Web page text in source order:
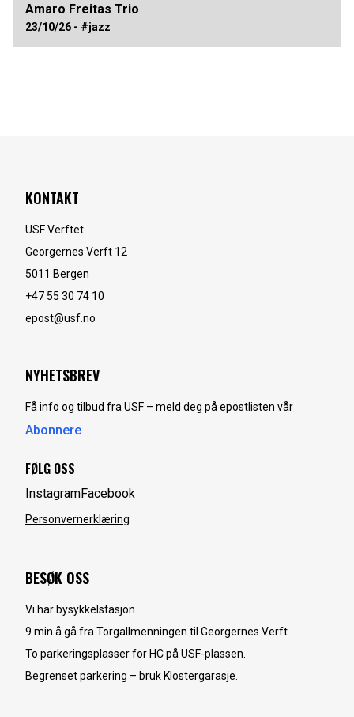
Amaro Freitas Trio
23/10/26 - #jazz
KONTAKT
USF Verftet
Georgernes Verft 12
5011 Bergen
+47 55 30 74 10
epost@usf.no
NYHETSBREV
Få info og tilbud fra USF – meld deg på epostlisten vår
Abonnere
FØLG OSS
InstagramFacebook
Personvernerklæring
BESØK OSS
Vi har bysykkelstasjon.
9 min å gå fra Torgallmenningen til Georgernes Verft.
To parkeringsplasser for HC på USF-plassen.
Begrenset parkering – bruk Klostergarasje.